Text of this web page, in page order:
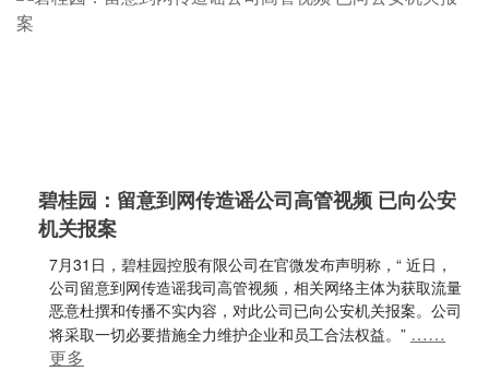
碧桂园：留意到网传造谣公司高管视频 已向公安
机关报案
7月31日，碧桂园控股有限公司在官微发布声明称，“ 近日，
公司留意到网传造谣我司高管视频，相关网络主体为获取流量
恶意杜撰和传播不实内容，对此公司已向公安机关报案。公司
将采取一切必要措施全力维护企业和员工合法权益。” ……
更多